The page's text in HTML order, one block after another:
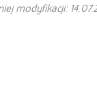
modyfikacji: